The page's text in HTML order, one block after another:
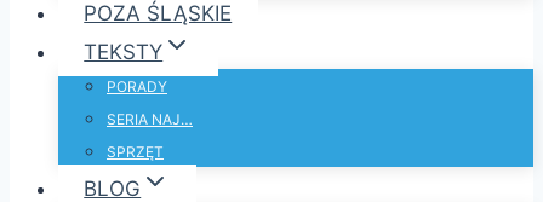
POZA ŚLĄSKIE
TEKSTY
PORADY
SERIA NAJ…
SPRZĘT
BLOG